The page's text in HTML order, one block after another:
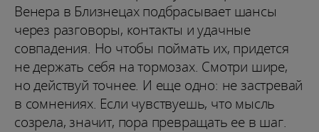
Венера в Близнецах подбрасывает шансы
через разговоры, контакты и удачные
совпадения. Но чтобы поймать их, придется
не держать себя на тормозах. Смотри шире,
но действуй точнее. И еще одно: не застревай
в сомнениях. Если чувствуешь, что мысль
созрела, значит, пора превращать ее в шаг.